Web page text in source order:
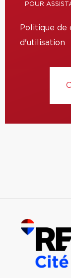
POUR
Politique de
d'utilisation